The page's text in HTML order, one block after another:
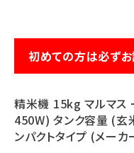
メールでのお問
初めての方は必ずお
精米機 15kg マルマス
450W) タンク容量 (玄
ンパクトタイプ (メー